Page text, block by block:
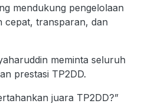
mendukung pengelolaan
cepat, transparan, dan
meminta seluruh
prestasi TP2DD.
juara TP2DD?”